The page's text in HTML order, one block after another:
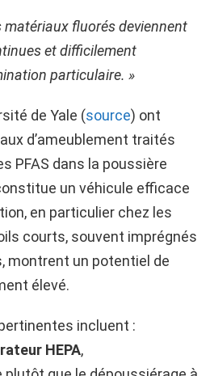
matériaux fluorés deviennent
et difficilement
particulaire. »
de Yale (source) ont
d’ameublement traités
PFAS dans la poussière
un véhicule efficace
en particulier chez les
courts, souvent imprégnés
montrent un potentiel de
élevé.
incluent :
HEPA,